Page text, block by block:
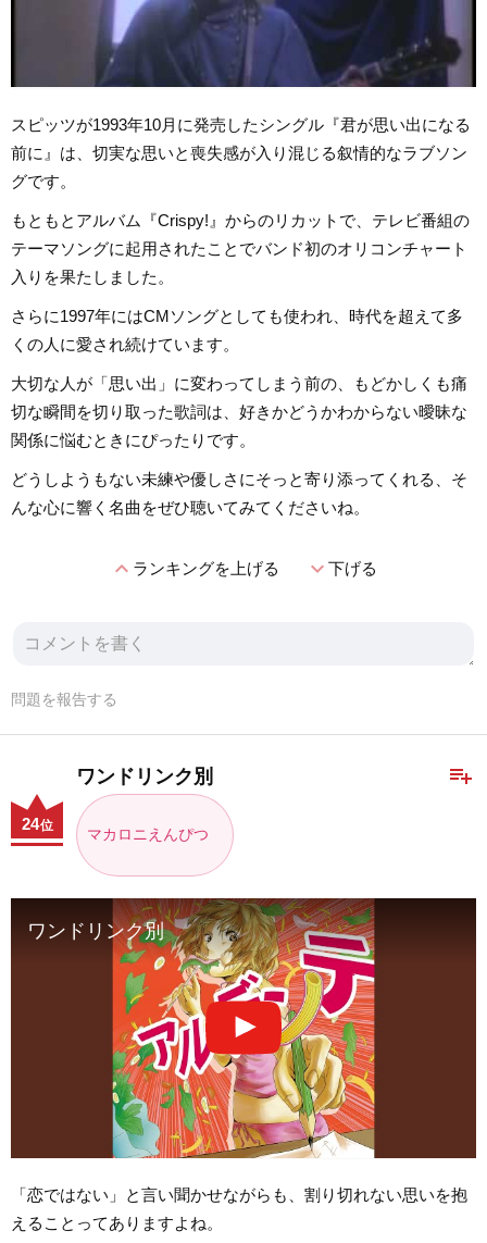
スピッツが1993年10月に発売したシングル『君が思い出になる
前に』は、切実な思いと喪失感が入り混じる叙情的なラブソン
グです。
もともとアルバム『Crispy!』からのリカットで、テレビ番組の
テーマソングに起用されたことでバンド初のオリコンチャート
入りを果たしました。
さらに1997年にはCMソングとしても使われ、時代を超えて多
くの人に愛され続けています。
大切な人が「思い出」に変わってしまう前の、もどかしくも痛
切な瞬間を切り取った歌詞は、好きかどうかわからない曖昧な
関係に悩むときにぴったりです。
どうしようもない未練や優しさにそっと寄り添ってくれる、そ
んな心に響く名曲をぜひ聴いてみてくださいね。
expand_lessランキングを上げる expand_more下げる
問題を報告する
playlist_add
ワンドリンク別
マカロニえんぴつ
24位
ワンドリンク別
「恋ではない」と言い聞かせながらも、割り切れない思いを抱
えることってありますよね。